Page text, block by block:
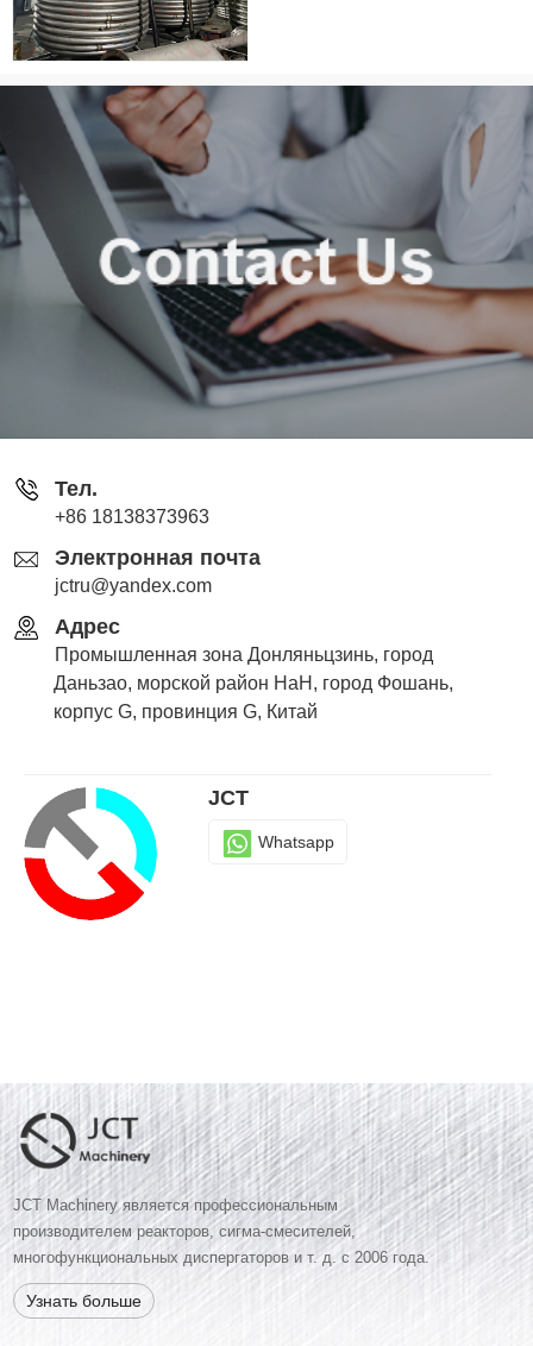
Тел.
+86 18138373963
Электронная почта
jctru@yandex.com
Адрес
Промышленная зона Донляньцзинь, город
Даньзао, морской район НаН, город Фошань,
корпус G, провинция G, Китай
JCT
Whatsapp
JCT Machinery является профессиональным
производителем реакторов, сигма-смесителей,
многофункциональных диспергаторов и т. д. с 2006 года.
Узнать больше